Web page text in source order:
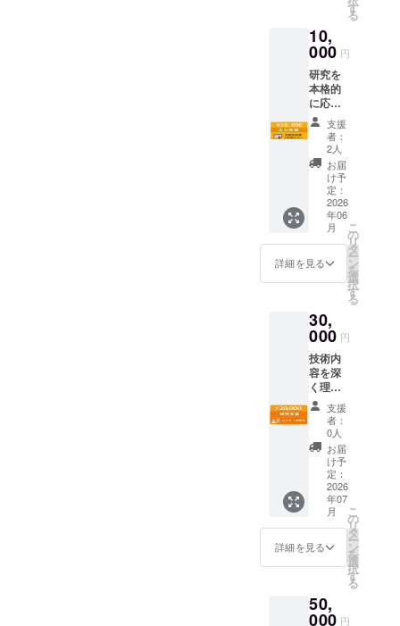
・活動
報告
（お礼
メール
に添
付） お
礼メー
ルは5月
末に登
録され
たメー
ルに研
究者本
人から
送る。
す
る
10,
000 円
研究を
本格的
に応援
してく
ださる
方に以
下の
サービ
スを行
ないま
す。 特
典 ・お
礼メー
ル（研
究者本
人から
・活動
報告
（お礼
メール
に添
付） ・
支援証
明書
PDF（
お名前
入り・
保存可
能） ・
オンラ
インセ
ミナー
初回参
■活動報
告 本文
支援
者：
2人
お届
け予
定：
2026
年06
月
詳細を見る
こ
の
リ
タ
ー
ン
を
選
択
す
る
30,
000 円
技術内
容を深
く理解
したい
方に以
下の
サービ
スを行
ないま
す。 特
典 ・お
礼メー
ル（研
究者本
人から
送信）
報告の
閲覧
支援
者：
0人
お届
け予
定：
2026
年07
月
詳細を見る
こ
の
リ
タ
ー
ン
を
選
択
す
る
50,
000 円